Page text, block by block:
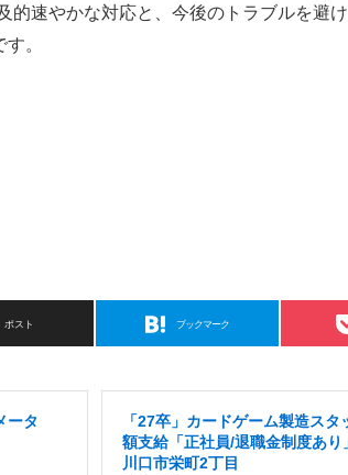
的速やかな対応と、今後のトラブルを避
。
ポスト ブックマーク
ータ
「27卒」カードゲーム製造ス
額支給「正社員/退職金制度あり
川口市栄町2丁目